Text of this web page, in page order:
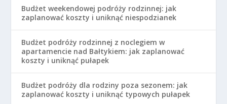
Budżet weekendowej podróży rodzinnej: jak
zaplanować koszty i uniknąć niespodzianek
Budżet podróży rodzinnej z noclegiem w
apartamencie nad Bałtykiem: jak zaplanować
koszty i uniknąć pułapek
Budżet podróży dla rodziny poza sezonem: jak
zaplanować koszty i uniknąć typowych pułapek